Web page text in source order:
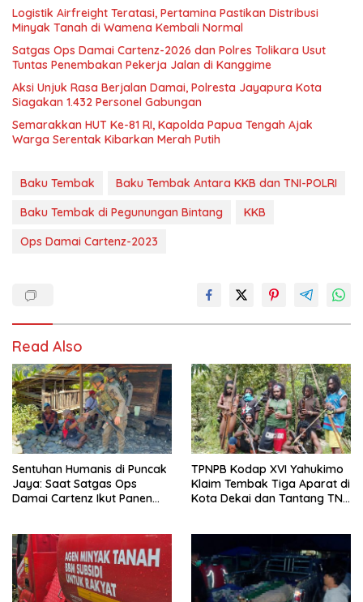
Logistik Airfreight Teratasi, Pertamina Pastikan Distribusi
Minyak Tanah di Wamena Kembali Normal
Satgas Ops Damai Cartenz-2026 dan Polres Tolikara Usut
Tuntas Penembakan Pekerja Jalan di Kanggime
Aksi Unjuk Rasa Berjalan Damai, Polresta Jayapura Kota
Siagakan 1.432 Personel Gabungan
Semarakkan HUT Ke-81 RI, Kapolda Papua Tengah Ajak
Warga Serentak Kibarkan Merah Putih
Baku Tembak
Baku Tembak Antara KKB dan TNI-POLRI
Baku Tembak di Pegunungan Bintang
KKB
Ops Damai Cartenz-2023
Read Also
Sentuhan Humanis di Puncak
Jaya: Saat Satgas Ops
Damai Cartenz Ikut Panen
TPNPB Kodap XVI Yahukimo
Klaim Tembak Tiga Aparat di
Kota Dekai dan Tantang TNI-